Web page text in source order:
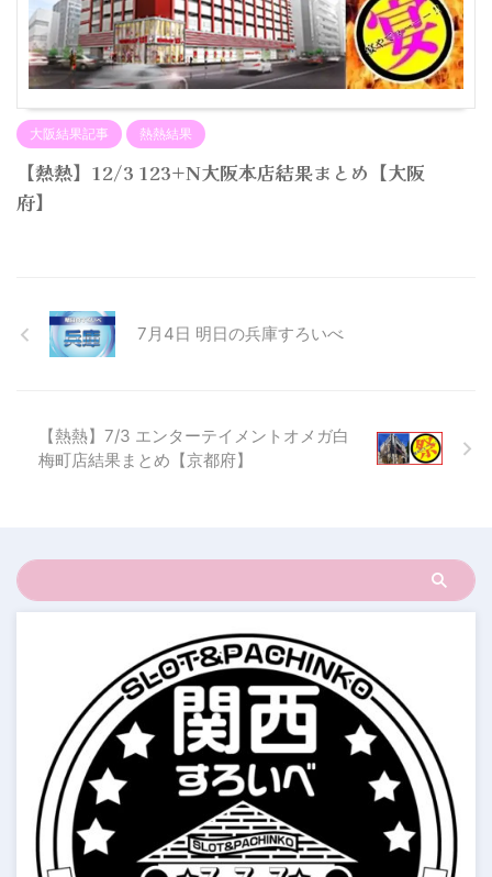
大阪結果記事 熱熱結果
【熱熱】12/3 123+N大阪本店結果まとめ【大阪
府】
7月4日 明日の兵庫すろいべ
【熱熱】7/3 エンターテイメントオメガ白
梅町店結果まとめ【京都府】